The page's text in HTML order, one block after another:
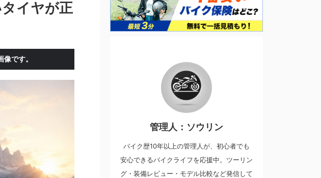
イヤが正
です。
管理人：ソウリン
バイク歴10年以上の管理人が、初心者でも
安心できるバイクライフを応援中。ツーリン
グ・装備レビュー・モデル比較など発信して